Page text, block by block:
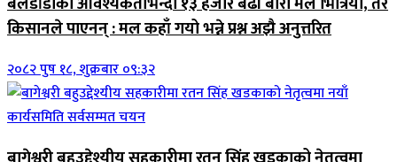
किसानले पाएनन् : मल कहाँ गयो भन्ने प्रश्न अझै अनुत्तरित
२०८२ पुष १८, शुक्रबार ०९:३२